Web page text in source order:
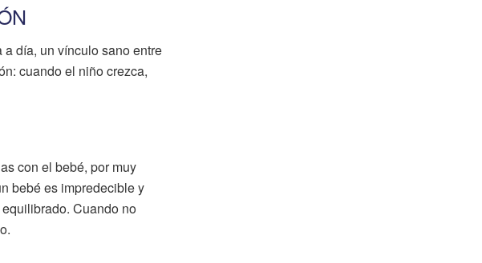
día, un vínculo sano entre
cuando el niño crezca,
con el bebé, por muy
bebé es impredecible y
Cuando no